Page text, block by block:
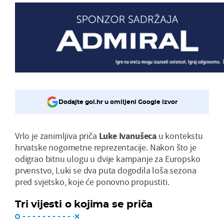
Dodajte gol.hr u omiljeni Google izvor
Vrlo je zanimljiva priča Luke Ivanušecau kontekstu
hrvatske nogometne reprezentacije. Nakon što je
odigrao bitnu ulogu u dvije kampanje za Europsko
prvenstvo, Luki se dva puta dogodila loša sezona
pred svjetsko, koje će ponovno propustiti.
Tri vijesti o kojima se priča